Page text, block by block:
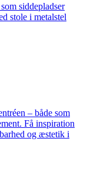
siddepladser
stole i metalstel
– både som
Få inspiration
og æstetik i